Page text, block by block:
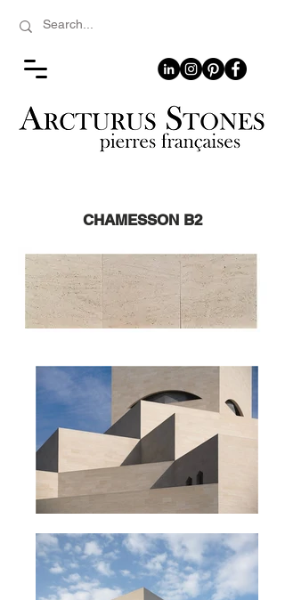
CHAMESSON B2